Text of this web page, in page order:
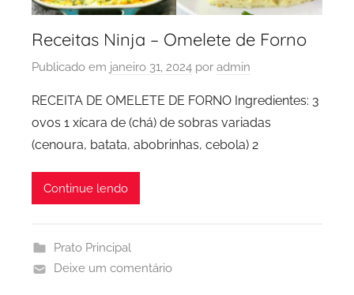
Receitas Ninja – Omelete de Forno
Publicado em janeiro 31, 2024 por admin
RECEITA DE OMELETE DE FORNO Ingredientes: 3
ovos 1 xícara de (chá) de sobras variadas
(cenoura, batata, abobrinhas, cebola) 2
Continue lendo
Prato Principal
Deixe um comentário